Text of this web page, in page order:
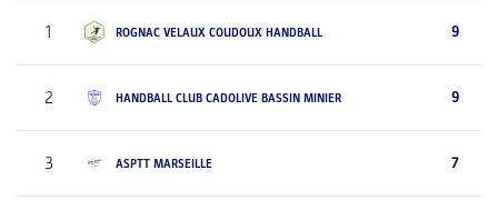
1 ROGNAC VELAUX COUDOUX HANDBALL 9
2 HANDBALL CLUB CADOLIVE BASSIN MINIER 9
3 ASPTT MARSEILLE 7